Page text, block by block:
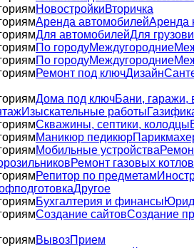
НовостройкиВторичка
Аренда автомобилейАренда
Для автомобилейДля
По городуМеждугородние
По городуМеждугородние
Ремонт под ключДизайн
Дома под ключБани, гаражи,
Изыскательные работы
Скважины, септики, колодцы
Маникюр педикюр
Мобильные устройства
Ремонт газовых котлов
Репитор по предметам
Другое
Бухгалтерия и финансы
Создание сайтовСоздание
ВывозПрием